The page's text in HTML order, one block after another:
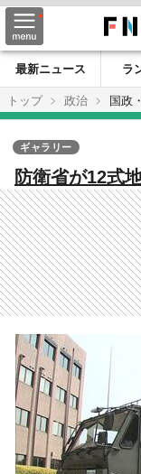
最新ニュース ラ
トップ
政治 国政
防衛省が12式
県知事や熊本
の説明会を求
ギャラリー